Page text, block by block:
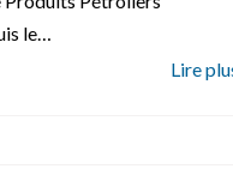
le…